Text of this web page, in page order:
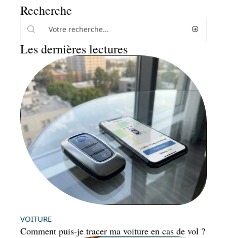
Recherche
Les dernières lectures
VOITURE
Comment puis-je tracer ma voiture en cas de vol ?